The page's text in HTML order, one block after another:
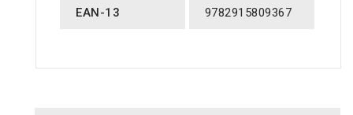
EAN-13
9782915809367